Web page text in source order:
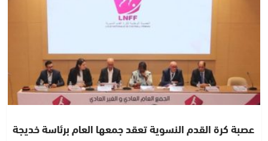
عصبة كرة القدم النسوية تعقد جمعها العام برئاسة خديجة